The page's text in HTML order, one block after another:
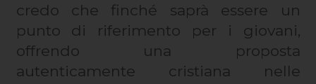
credo che finché saprà essere un
punto di riferimento per i giovani,
offrendo una proposta
autenticamente cristiana nelle